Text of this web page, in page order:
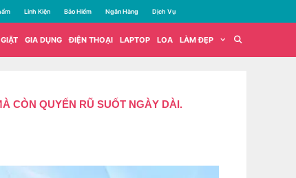
Linh Kiện Bảo Hiểm Ngân Hàng Dịch Vụ
GIA DỤNG ĐIỆN THOẠI LAPTOP LOA LÀM ĐẸP
CÒN QUYẾN RŨ SUỐT NGÀY DÀI.